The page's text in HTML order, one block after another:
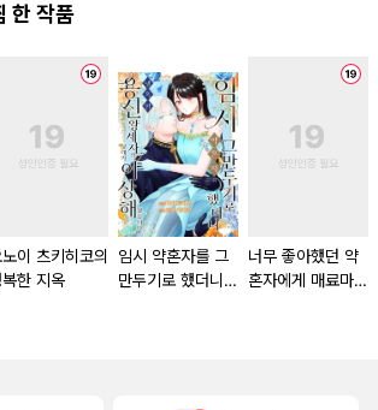
한 작품
이 츠키히코의
한 지옥
임시 약혼자를 그
만두기로 했더니
너무 좋아했던 약
혼자에게 매료마법